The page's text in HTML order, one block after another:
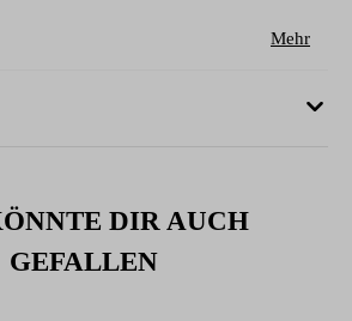
Mehr
DIR AUCH
GEFALLEN